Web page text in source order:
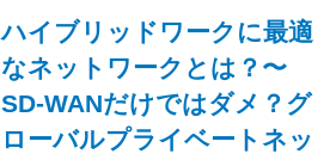
ハイブリッドワークに最適
なネットワークとは？〜
SD-WANだけではダメ？グ
ローバルプライベートネッ